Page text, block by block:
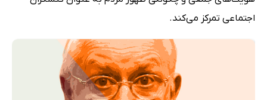
اجتماعی تمرکز می‌کند.